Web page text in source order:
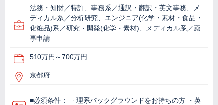
法務・知財／特許、事務系／通訳・翻訳・英文事務、メ
ディカル系／分析研究、エンジニア(化学・素材・食品・
化粧品)系／研究・開発(化学・素材)、メディカル系／薬
事申請
510万円～700万円
京都府
■必須条件： ・理系バックグラウンドをお持ちの方 ・英